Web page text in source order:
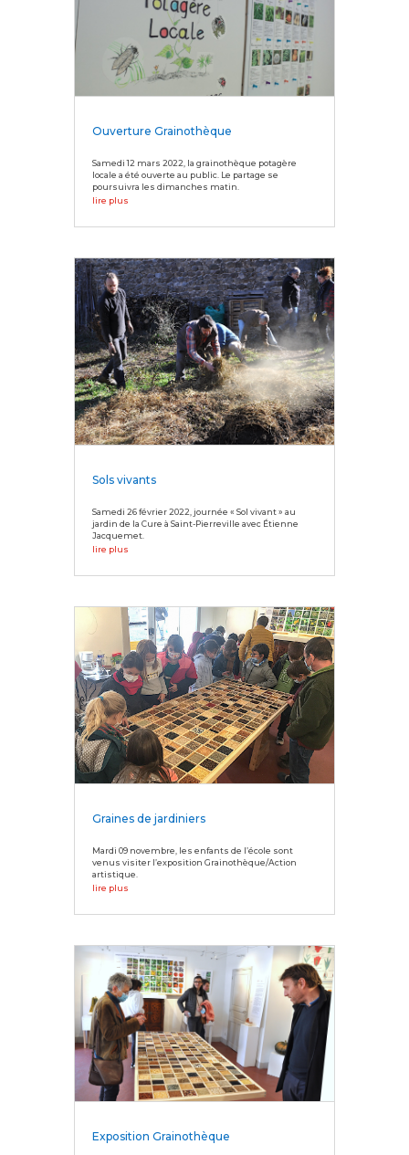
Ouverture Grainothèque
Samedi 12 mars 2022, la grainothèque potagère
locale a été ouverte au public. Le partage se
poursuivra les dimanches matin.
lire plus
Sols vivants
Samedi 26 février 2022, journée « Sol vivant » au
jardin de la Cure à Saint-Pierreville avec Étienne
Jacquemet.
lire plus
Graines de jardiniers
Mardi 09 novembre, les enfants de l’école sont
venus visiter l’exposition Grainothèque/Action
artistique.
lire plus
Exposition Grainothèque